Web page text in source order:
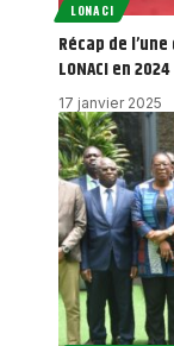
LONACI
Récap de
LONACI en 2024
17 janvier 2025